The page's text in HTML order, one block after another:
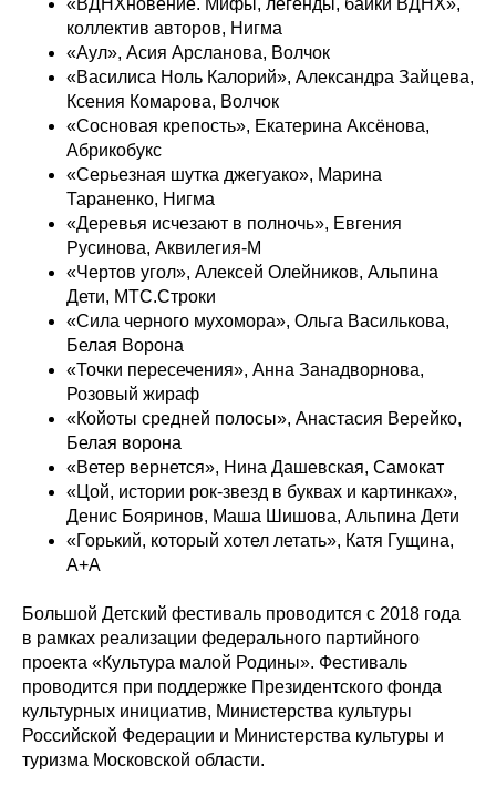
коллектив авторов, Нигма
«Аул», Асия Арсланова, Волчок
«Василиса Ноль Калорий», Александра Зайцева,
Ксения Комарова, Волчок
«Сосновая крепость», Екатерина Аксёнова,
Абрикобукс
«Серьезная шутка джегуако», Марина
Тараненко, Нигма
«Деревья исчезают в полночь», Евгения
Русинова, Аквилегия-М
«Чертов угол», Алексей Олейников, Альпина
Дети, МТС.Строки
«Сила черного мухомора», Ольга Василькова,
Белая Ворона
«Точки пересечения», Анна Занадворнова,
Розовый жираф
«Койоты средней полосы», Анастасия Верейко,
Белая ворона
«Ветер вернется», Нина Дашевская, Самокат
«Цой, истории рок-звезд в буквах и картинках»,
Денис Бояринов, Маша Шишова, Альпина Дети
«Горький, который хотел летать», Катя Гущина,
А+А
Большой Детский фестиваль проводится с 2018 года
в рамках реализации федерального партийного
проекта «Культура малой Родины». Фестиваль
проводится при поддержке Президентского фонда
культурных инициатив, Министерства культуры
Российской Федерации и Министерства культуры и
туризма Московской области.